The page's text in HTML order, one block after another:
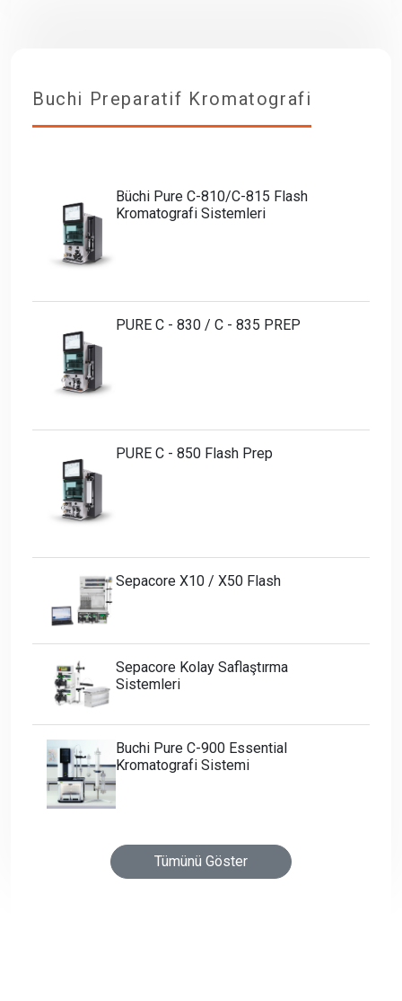
Buchi Preparatif Kromatografi
Büchi Pure C-810/C-815 Flash
Kromatografi Sistemleri
PURE C - 830 / C - 835 PREP
PURE C - 850 Flash Prep
Sepacore X10 / X50 Flash
Sepacore Kolay Saflaştırma
Sistemleri
Buchi Pure C-900 Essential
Kromatografi Sistemi
Tümünü Göster